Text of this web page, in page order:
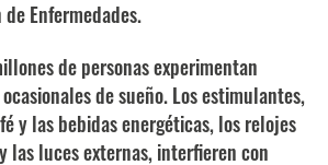
de Enfermedades.
de personas experimentan
de sueño. Los estimulantes,
y las bebidas energéticas, los relojes
las luces externas, interfieren con